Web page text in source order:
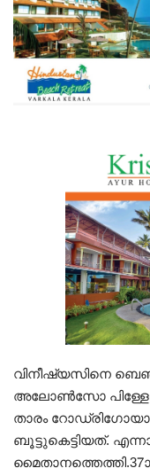
വിനീഷ്യസിനെ
അലോണ്‍സോ
താരം
ബൂട്ടുകെട്ടിയത്.